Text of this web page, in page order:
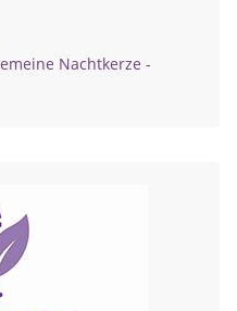
Nachtkerze -